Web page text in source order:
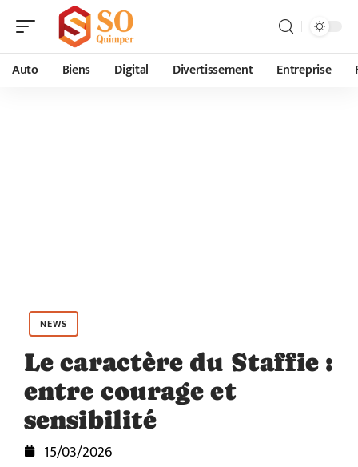
Auto Biens Digital Divertissement Entreprise
NEWS
Le caractère du Staffie :
entre courage et
sensibilité
15/03/2026